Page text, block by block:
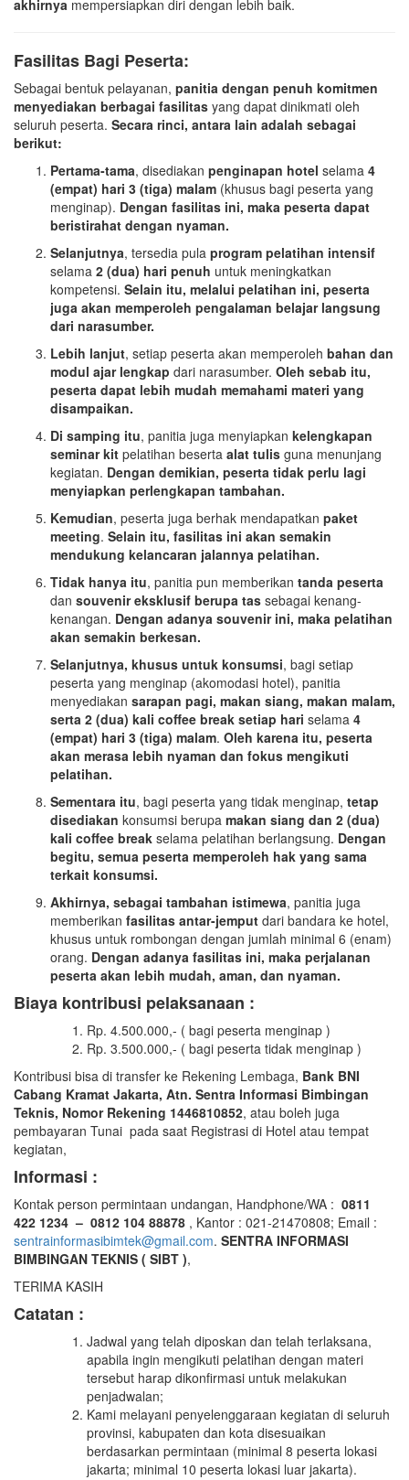
akhirnya mempersiapkan diri dengan lebih baik.
Fasilitas Bagi Peserta:
Sebagai bentuk pelayanan, panitia dengan penuh komitmen
menyediakan berbagai fasilitas yang dapat dinikmati oleh
seluruh peserta. Secara rinci, antara lain adalah sebagai
berikut:
Pertama-tama, disediakan penginapan hotel selama 4
(empat) hari 3 (tiga) malam (khusus bagi peserta yang
menginap). Dengan fasilitas ini, maka peserta dapat
beristirahat dengan nyaman.
Selanjutnya, tersedia pula program pelatihan intensif
selama 2 (dua) hari penuh untuk meningkatkan
kompetensi. Selain itu, melalui pelatihan ini, peserta
juga akan memperoleh pengalaman belajar langsung
dari narasumber.
Lebih lanjut, setiap peserta akan memperoleh bahan dan
modul ajar lengkap dari narasumber. Oleh sebab itu,
peserta dapat lebih mudah memahami materi yang
disampaikan.
Di samping itu, panitia juga menyiapkan kelengkapan
seminar kit pelatihan beserta alat tulis guna menunjang
kegiatan. Dengan demikian, peserta tidak perlu lagi
menyiapkan perlengkapan tambahan.
Kemudian, peserta juga berhak mendapatkan paket
meeting. Selain itu, fasilitas ini akan semakin
mendukung kelancaran jalannya pelatihan.
Tidak hanya itu, panitia pun memberikan tanda peserta
dan souvenir eksklusif berupa tas sebagai kenang-
kenangan. Dengan adanya souvenir ini, maka pelatihan
akan semakin berkesan.
Selanjutnya, khusus untuk konsumsi, bagi setiap
peserta yang menginap (akomodasi hotel), panitia
menyediakan sarapan pagi, makan siang, makan malam,
serta 2 (dua) kali coffee break setiap hari selama 4
(empat) hari 3 (tiga) malam. Oleh karena itu, peserta
akan merasa lebih nyaman dan fokus mengikuti
pelatihan.
Sementara itu, bagi peserta yang tidak menginap, tetap
disediakan konsumsi berupa makan siang dan 2 (dua)
kali coffee break selama pelatihan berlangsung. Dengan
begitu, semua peserta memperoleh hak yang sama
terkait konsumsi.
Akhirnya, sebagai tambahan istimewa, panitia juga
memberikan fasilitas antar-jemput dari bandara ke hotel,
khusus untuk rombongan dengan jumlah minimal 6 (enam)
orang. Dengan adanya fasilitas ini, maka perjalanan
peserta akan lebih mudah, aman, dan nyaman.
Biaya kontribusi pelaksanaan :
Rp. 4.500.000,- ( bagi peserta menginap )
Rp. 3.500.000,- ( bagi peserta tidak menginap )
Kontribusi bisa di transfer ke Rekening Lembaga, Bank BNI
Cabang Kramat Jakarta, Atn. Sentra Informasi Bimbingan
Teknis, Nomor Rekening 1446810852, atau boleh juga
pembayaran Tunai pada saat Registrasi di Hotel atau tempat
kegiatan,
Informasi :
Kontak person permintaan undangan, Handphone/WA : 0811
422 1234 – 0812 104 88878 , Kantor : 021-21470808; Email :
sentrainformasibimtek@gmail.com. SENTRA INFORMASI
BIMBINGAN TEKNIS ( SIBT ),
TERIMA KASIH
Catatan :
Jadwal yang telah diposkan dan telah terlaksana,
apabila ingin mengikuti pelatihan dengan materi
tersebut harap dikonfirmasi untuk melakukan
penjadwalan;
Kami melayani penyelenggaraan kegiatan di seluruh
provinsi, kabupaten dan kota disesuaikan
berdasarkan permintaan (minimal 8 peserta lokasi
jakarta; minimal 10 peserta lokasi luar jakarta).